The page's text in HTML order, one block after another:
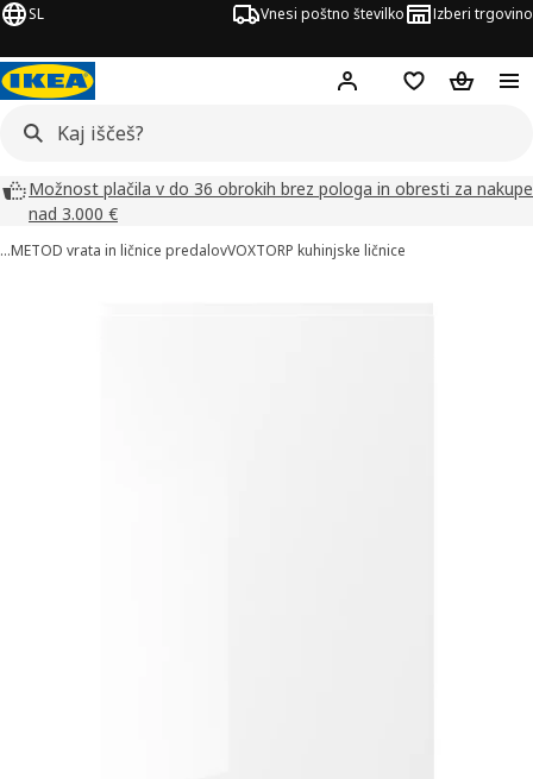
SL Vnesi poštno številko Izberi trgovino
Hej! Prijava ali
Seznam želja
Možnost plačila v do 36 obrokih brez pologa in obresti za nakupe
nad 3.000 €
…METOD vrata in ličnice predalovVOXTORP kuhinjske ličnice